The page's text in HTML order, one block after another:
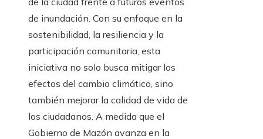
de inundación. Con su enfoque en la
sostenibilidad, la resiliencia y la
participación comunitaria, esta
iniciativa no solo busca mitigar los
efectos del cambio climático, sino
también mejorar la calidad de vida de
los ciudadanos. A medida que el
Gobierno de Mazón avanza en la